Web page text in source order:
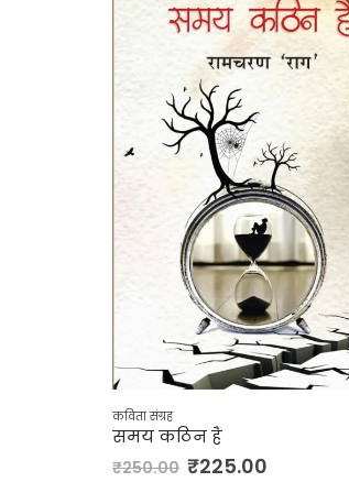
कविता संग्रह
पत्रहीन नग्न गाछ
₹160.00 ₹144.00